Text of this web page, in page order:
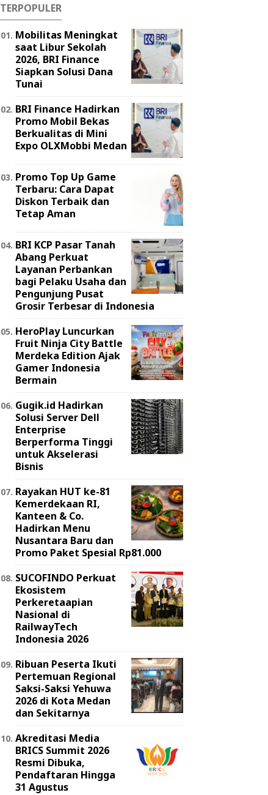
TERPOPULER
Mobilitas Meningkat
saat Libur Sekolah
2026, BRI Finance
Siapkan Solusi Dana
Tunai
BRI Finance Hadirkan
Promo Mobil Bekas
Berkualitas di Mini
Expo OLXMobbi Medan
Promo Top Up Game
Terbaru: Cara Dapat
Diskon Terbaik dan
Tetap Aman
BRI KCP Pasar Tanah
Abang Perkuat
Layanan Perbankan
bagi Pelaku Usaha dan
Pengunjung Pusat
Grosir Terbesar di Indonesia
HeroPlay Luncurkan
Fruit Ninja City Battle
Merdeka Edition Ajak
Gamer Indonesia
Bermain
Gugik.id Hadirkan
Solusi Server Dell
Enterprise
Berperforma Tinggi
untuk Akselerasi
Bisnis
Rayakan HUT ke-81
Kemerdekaan RI,
Kanteen & Co.
Hadirkan Menu
Nusantara Baru dan
Promo Paket Spesial Rp81.000
SUCOFINDO Perkuat
Ekosistem
Perkeretaapian
Nasional di
RailwayTech
Indonesia 2026
Ribuan Peserta Ikuti
Pertemuan Regional
Saksi-Saksi Yehuwa
2026 di Kota Medan
dan Sekitarnya
Akreditasi Media
BRICS Summit 2026
Resmi Dibuka,
Pendaftaran Hingga
31 Agustus